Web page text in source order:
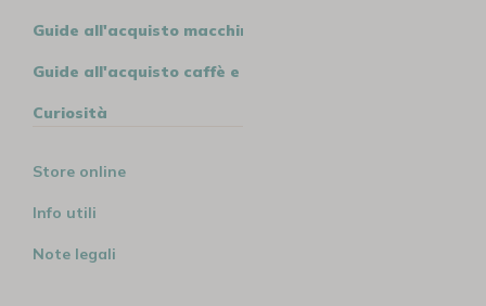
Guide all'acquisto macchine
Guide all'acquisto caffè e tè
Curiosità
Store online
Info utili
Note legali